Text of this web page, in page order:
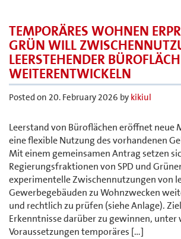
TEMPORÄRES WOHNEN
GRÜN WILL
LEERSTEHENDER
WEITERENTWICKELN
Posted on 20. February 2026 by kikiul
Leerstand von Büroflächen eröffnet neue
eine flexible Nutzung des vorhandenen
Mit einem gemeinsamen Antrag setzen
Regierungsfraktionen von SPD und
experimentelle Zwischennutzungen von
Gewerbegebäuden zu Wohnzwecken
und rechtlich zu prüfen (siehe Anlage).
Erkenntnisse darüber zu gewinnen, unter
Voraussetzungen temporäres […]